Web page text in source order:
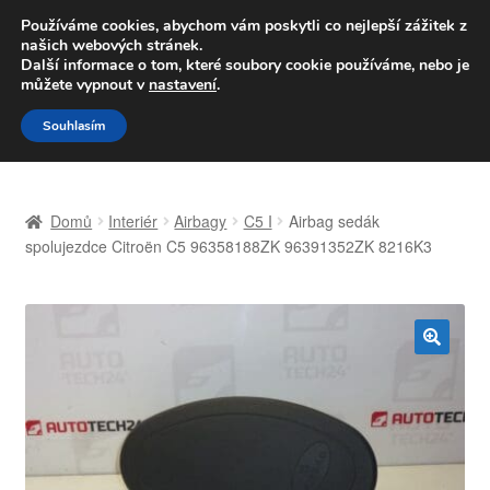
DOPRAVA od 139,-Kč
Volejte po-pá 9-16 704 494 494
Přeskočit
na
navigaci
Přejít
k
obsahu
Celosvětová doprava
Můj účet
Domů Interiér Airbagy C5 I
Airbag sedák
spolujezdce Citroën C5 96358188ZK 96391352ZK 8216K3
Používáme cookies, abychom vám poskytli co nejlepší zážitek z
našich webových stránek.
Další informace o tom, které soubory cookie používáme, nebo je
můžete vypnout v nastavení.
Souhlasím